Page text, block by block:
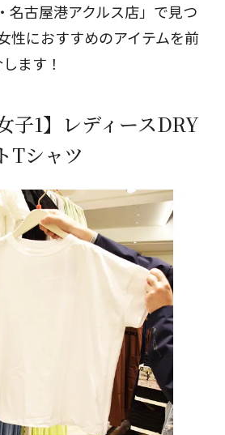
名古屋港アクルス店」で見つ
性におすすめのアイテムを前
ます！
子1】レディースDRY
Tシャツ